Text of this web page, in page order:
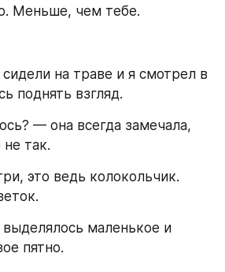
Меньше, чем тебе.
на траве и я смотрел в
поднять взгляд.
— она всегда замечала,
так.
это ведь колокольчик.
маленькое и
пятно.